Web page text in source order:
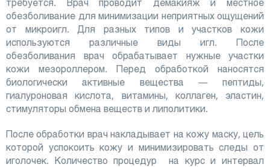
требуется. Врач проводит демакияж и местное
обезболивание для минимизации неприятных ощущений
от микроигл. Для разных типов и участков кожи
используются различные виды игл. После
обезболивания врач обрабатывает нужные участки
кожи мезороллером. Перед обработкой наносятся
биологически активные вещества — пептиды,
гиалуроновая кислота, витамины, коллаген, эластин,
стимуляторы обмена веществ и липолитики.
После обработки врач накладывает на кожу маску, цель
которой успокоить кожу и минимизировать следы от
иголочек. Количество процедур на курс и интервал